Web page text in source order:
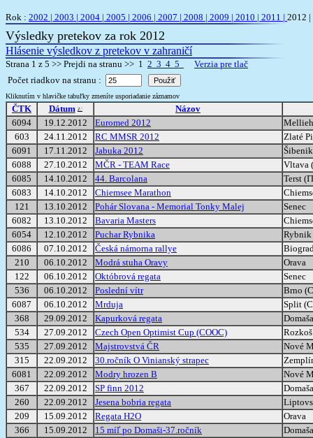
Rok : 2002 | 2003 | 2004 | 2005 | 2006 | 2007 | 2008 | 2009 | 2010 | 2011 | 2012 |
Výsledky pretekov za rok 2012
Hlásenie výsledkov z pretekov v zahraničí
Strana 1 z 5 >> Prejdi na stranu >> 1 2 3 4 5
Verzia pre tlač
Počet riadkov na stranu :
Kliknutím v hlavičke tabuľky zmeníte usporiadanie záznamov
ČTK Dátum
Názov
6094
19.12.2012 Euromed 2012
603
24.11.2012 RC MMSR 2012
Zlaté
6091
17.11.2012 Jabuka 2012
6088
27.10.2012 MČR - TEAM Race
Vltava
6085
14.10.2012 44. Barcolana
Terst
6083
14.10.2012 Chiemsee Marathon
121
13.10.2012 Pohár Slovana - Memorial Tonky Malej
Senec
6082
13.10.2012 Bavaria Masters
6054
12.10.2012 Puchar Rybnika
Rybnik
6086
07.10.2012 Česká námorna rallye
210
06.10.2012 Modrá stuha Oravy
Orava
122
06.10.2012 Októbrová regata
Senec
536
06.10.2012 Poslední vítr
Brno
6087
06.10.2012 Mrduja
Split
368
29.09.2012 Kapurková regata
Domaša
534
27.09.2012 Czech Open Optimist Cup (COOC)
535
27.09.2012 Majstrovstvá ČR
Nové
315
22.09.2012 30.ročník O Vinianský strapec
6081
22.09.2012 Modry hrozen B
Nové
367
22.09.2012 SP finn 2012
Domaša
260
22.09.2012 Jesena bobria regata
209
15.09.2012 Regata H2O
Orava
366
15.09.2012 15 míľ po Domaši-37.ročník
Domaša